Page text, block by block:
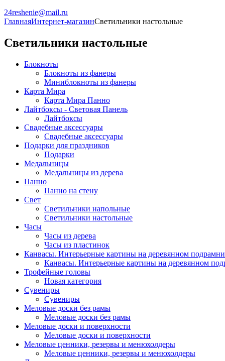
24reshenie@mail.ru
ГлавнаяИнтернет-магазинСветильники настольные
Светильники настольные
Блокноты
Блокноты из фанеры
Миниблокноты из фанеры
Карта Мира
Карта Мира Панно
Лайтбоксы - Световая Панель
Лайтбоксы
Свадебные аксессуары
Свадебные аксессуары
Подарки для праздников
Подарки
Медальницы
Медальницы из дерева
Панно
Панно на стену
Свет
Светильники напольные
Светильники настольные
Часы
Часы из дерева
Часы из пластинок
Канвасы. Интерьерные картины на деревянном
Канвасы. Интерьерные картины на деревянном
Трофейные головы
Новая категория
Сувениры
Сувениры
Меловые доски без рамы
Меловые доски без рамы
Меловые доски и поверхности
Меловые доски и поверхности
Меловые ценники, резервы и менюхолдеры
Меловые ценники, резервы и менюхолдеры